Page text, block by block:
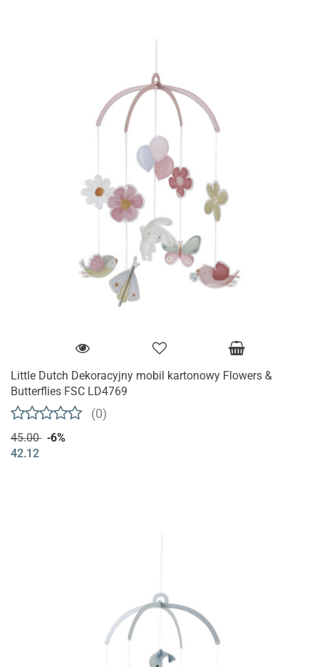
Little Dutch Dekoracyjny mobil kartonowy Flowers &
Butterflies FSC LD4769
(0)
45.00 -6%
42.12